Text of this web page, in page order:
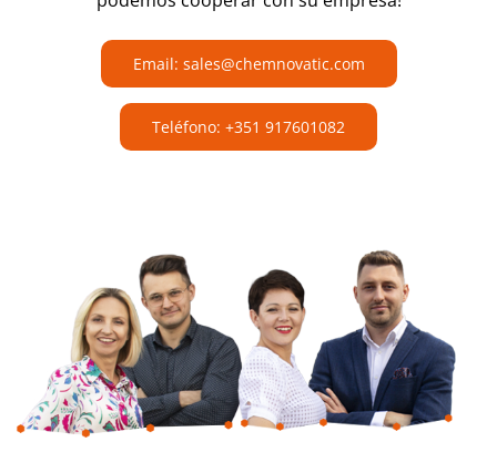
Email: sales@chemnovatic.com
Teléfono: +351 917601082